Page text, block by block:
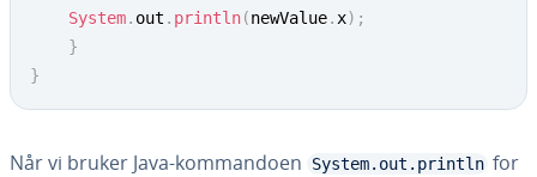
System. out . println(newValue. x) ;
}
}
Når vi bruker Java-kommandoen System.out.println for